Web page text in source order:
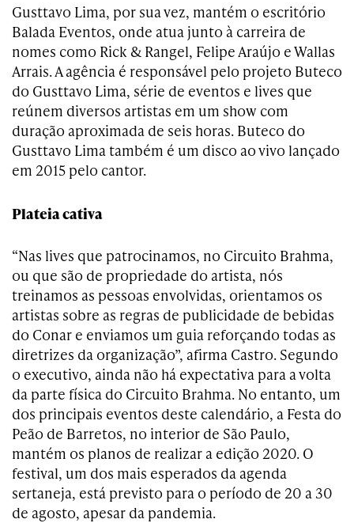
Gusttavo Lima, por sua vez, mantém o escritório
Balada Eventos, onde atua junto à carreira de
nomes como Rick & Rangel, Felipe Araújo e Wallas
Arrais. A agência é responsável pelo projeto Buteco
do Gusttavo Lima, série de eventos e lives que
reúnem diversos artistas em um show com
duração aproximada de seis horas. Buteco do
Gusttavo Lima também é um disco ao vivo lançado
em 2015 pelo cantor.
Plateia cativa
“Nas lives que patrocinamos, no Circuito Brahma,
ou que são de propriedade do artista, nós
treinamos as pessoas envolvidas, orientamos os
artistas sobre as regras de publicidade de bebidas
do Conar e enviamos um guia reforçando todas as
diretrizes da organização”, afirma Castro. Segundo
o executivo, ainda não há expectativa para a volta
da parte física do Circuito Brahma. No entanto, um
dos principais eventos deste calendário, a Festa do
Peão de Barretos, no interior de São Paulo,
mantém os planos de realizar a edição 2020. O
festival, um dos mais esperados da agenda
sertaneja, está previsto para o período de 20 a 30
de agosto, apesar da pandemia.